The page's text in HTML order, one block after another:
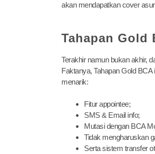
akan mendapatkan cover
Tahapan Gold
Terakhir namun bukan akhir,
Faktanya, Tahapan Gold
menarik:
Fitur appointee;
SMS & Email info;
Mutasi dengan BCA
Tidak mengharuskan
Serta sistem transfer